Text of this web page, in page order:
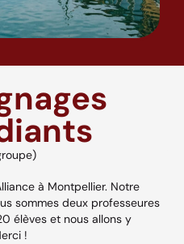
à Montpellier. Notre
sommes deux professeures
élèves et nous allons y
!